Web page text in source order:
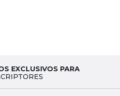
EXCLUSIVOS PARA